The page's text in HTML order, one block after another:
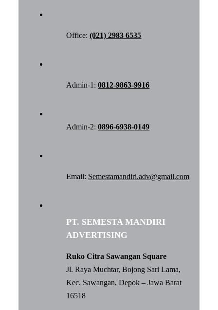
Office:(021) 2983 6535
Admin-1:0812-9863-9916
Admin-2:0896-6938-0149
Email: Semestamandiri.adv@gmail.com
PT. SEMESTA MANDIRI
ADVERTISING
Ruko Citra Sawangan Square
Jl. Raya Muchtar, Bojong Sari Lama,
Kec. Sawangan, Depok – Jawa Barat
16518